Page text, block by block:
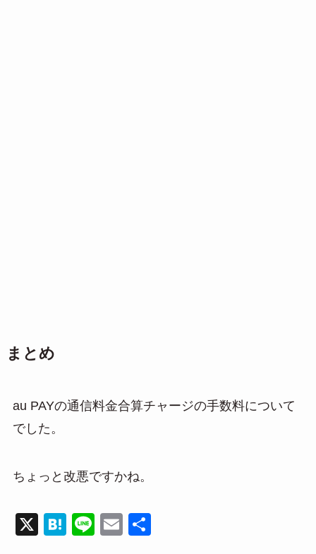
まとめ
au PAYの通信料金合算チャージの手数料について
でした。
ちょっと改悪ですかね。
X
H
Li
E